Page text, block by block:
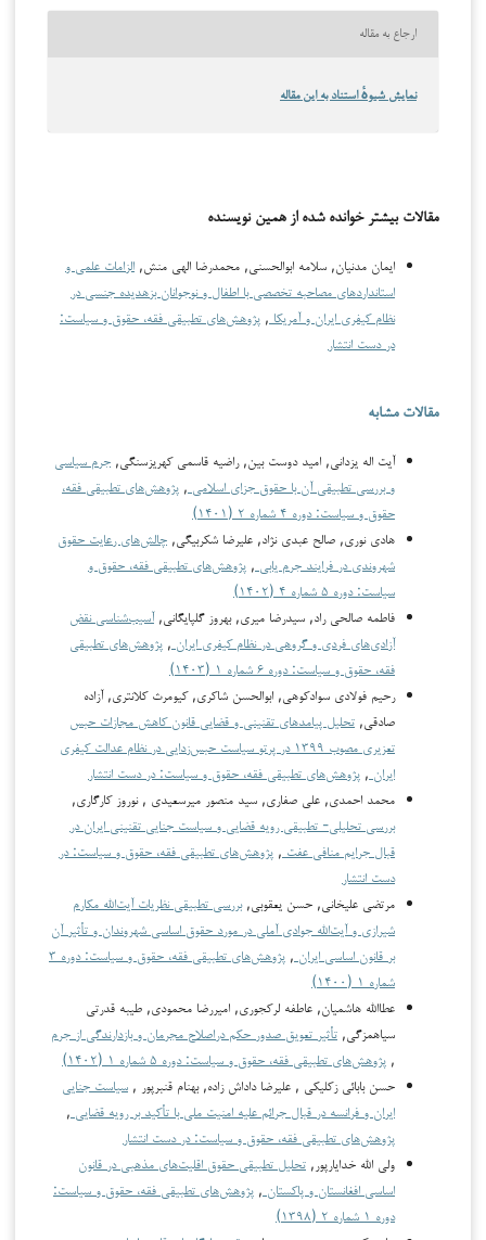
ارجاع به مقاله
نمایش شیوهٔ استناد به این مقاله
مقالات بیشتر خوانده شده از همین نویسنده
ایمان مدنیان, سلامه ابوالحسنی, محمدرضا الهی منش, الزامات علمی و
استانداردهای مصاحبه تخصصی با اطفال و نوجوانان بزهدیده جنسی در
نظام کیفری ایران و آمریکا , پژوهش‌های تطبیقی فقه، حقوق و سیاست:
در دست انتشار
مقالات مشابه
آیت اله یزدانی, امید دوست بین, راضیه قاسمی کهریزسنگی, جرم سیاسی
و بررسی تطبیقی آن با حقوق جزای اسلامی , پژوهش‌های تطبیقی فقه،
حقوق و سیاست: دوره ۴ شماره ۲ (۱۴۰۱)
هادی نوری, صالح عبدی نژاد, علیرضا شکربیگی, چالش‌های رعایت حقوق
شهروندی در فرایند جرم یابی , پژوهش‌های تطبیقی فقه، حقوق و
سیاست: دوره ۵ شماره ۴ (۱۴۰۲)
فاطمه صالحی راد, سیدرضا میری, بهروز گلپایگانی,آسیب‌شناسی نقض
آزادی‌های فردی و گروهی در نظام کیفری ایران , پژوهش‌های تطبیقی
فقه، حقوق و سیاست: دوره ۶ شماره ۱ (۱۴۰۳)
رحیم فولادی سوادکوهی, ابوالحسن شاکری, کیومرث کلانتری, آزاده
صادقی, تحلیل پیامدهای تقنینی و قضایی قانون کاهش مجازات حبس
تعزیری مصوب ۱۳۹۹ در پرتو سیاست حبس‌زدایی در نظام عدالت کیفری
ایران , پژوهش‌های تطبیقی فقه، حقوق و سیاست: در دست انتشار
محمد احمدی, علی صفاری, سید منصور میرسعیدی , نوروز کارگاری,
بررسی تحلیلی- تطبیقی رویه قضایی و سیاست جنایی تقنینی ایران در
قبال جرایم منافی عفت , پژوهش‌های تطبیقی فقه، حقوق و سیاست: در
دست انتشار
مرتضی علیخانی, حسن یعقوبی,بررسی تطبیقی نظریات آیت‌الله مکارم
شیرازی و آیت‌الله جوادی آملی در مورد حقوق اساسی شهروندان و تأثیر آن
بر قانون اساسی ایران ,
پژوهش‌های تطبیقی فقه، حقوق و سیاست: دوره ۳
شماره ۱ (۱۴۰۰)
عطاالله هاشمیان, عاطفه لرکجوری, امیررضا محمودی, طیبه قدرتی
سیاهمزگی, تأثیر تعویق صدور حکم دراصلاح مجرمان و بازدارندگی از جرم
, پژوهش‌های تطبیقی فقه، حقوق و سیاست: دوره ۵ شماره ۱ (۱۴۰۲)
حسن بابائی زکلیکی , علیرضا داداش زاده, بهنام قنبرپور , سیاست جنایی
ایران و فرانسه در قبال جرائم علیه امنیت ملی با تأکید بر رویه قضایی ,
پژوهش‌های تطبیقی فقه، حقوق و سیاست: در دست انتشار
ولی الله خدایارپور, تحلیل تطبیقی حقوق اقلیت‌های مذهبی در قانون
اساسی افغانستان و پاکستان , پژوهش‌های تطبیقی فقه، حقوق و سیاست:
دوره ۱ شماره ۲ (۱۳۹۸)